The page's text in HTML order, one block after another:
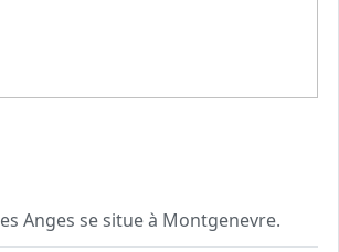
Anges se situe à Montgenevre.